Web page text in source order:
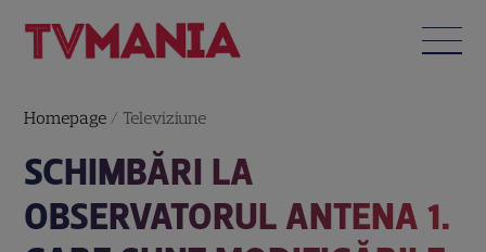
Homepage / Televiziune
SCHIMBĂRI LA
OBSERVATORUL ANTENA 1.